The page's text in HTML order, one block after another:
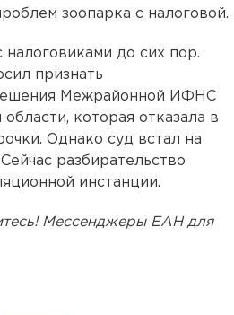
зоопарка с налоговой.
до сих пор.
признать
Межрайонной ИФНС
которая отказала в
Однако суд встал на
разбирательство
инстанции.
Мессенджеры ЕАН для